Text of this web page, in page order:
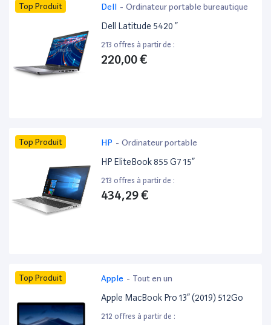
Top Produit Dell - Ordinateur portable bureautique
Dell Latitude 5420 ”
213 offres à partir de :
220,00 €
Top Produit HP - Ordinateur portable
HP EliteBook 855 G7 15”
213 offres à partir de :
434,29 €
Top Produit Apple - Tout en un
Apple MacBook Pro 13” (2019) 512Go
212 offres à partir de :